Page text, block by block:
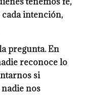
cada intención,
pregunta. En
reconoce lo
si
nos